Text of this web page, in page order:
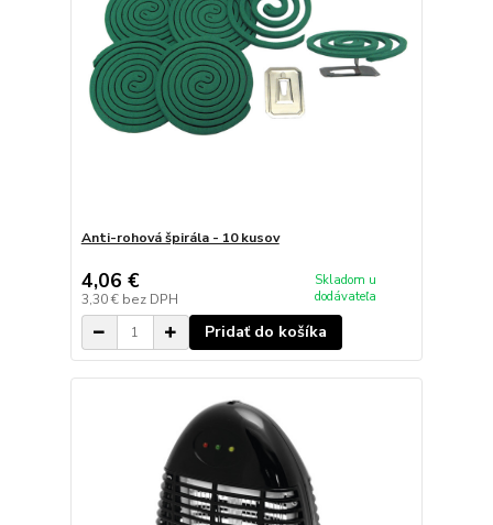
Anti-rohová špirála - 10 kusov
4,06 €
3,30 € bez DPH
Skladom u
dodávateľa
Pridať do košíka